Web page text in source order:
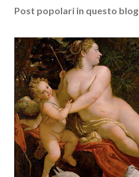
Post popolari in questo blog